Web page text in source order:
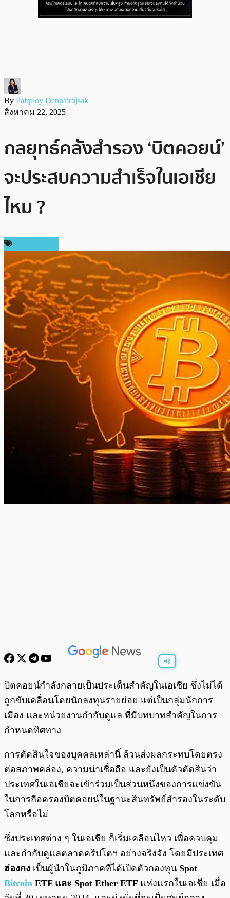
By Pairploy Denpairojsak
สิงหาคม 22, 2025
กลยุทธ์คลังสำรอง ‘บิตคอยน์’
จะประสบความสำเร็จในเอเชีย
ไหม ?
พร้อมเล่น 0:00 /0:00
บิตคอยน์กำลังกลายเป็นประเด็นสำคัญในเอเชีย ซึ่งไม่ได้
ถูกขับเคลื่อนโดยนักลงทุนรายย่อย แต่เป็นกลุ่มนักการ
เมือง และหน่วยงานกำกับดูแล ที่มีบทบาทสำคัญในการ
กำหนดทิศทาง
การตัดสินใจของบุคคลเหล่านี้ ล้วนส่งผลกระทบโดยตรง
ต่อสภาพคล่อง, ความน่าเชื่อถือ และยังเป็นตัวตัดสินว่า
ประเทศในเอเชียจะเข้าร่วมเป็นส่วนหนึ่งของการแข่งขัน
ในการถือครองบิตคอยน์ในฐานะสินทรัพย์สำรองในระดับ
โลกหรือไม่
ซึ่งประเทศต่าง ๆ ในเอเชีย ก็เริ่มเคลื่อนไหว เพื่อควบคุม
และกำกับดูแลตลาดคริปโตฯ อย่างจริงจัง โดยมีประเทศ
ฮ่องกง เป็นผู้นำในภูมิภาคที่ได้เปิดตัวกองทุน Spot
Bitcoin ETF และ Spot Ether ETF แห่งแรกในเอเชีย เมื่อ